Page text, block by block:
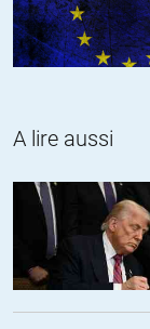
Louis//
mais ici ça a plutôt
« Nous
même ! »
Il faudrait que vous
pour les articles ou
A lire aussi